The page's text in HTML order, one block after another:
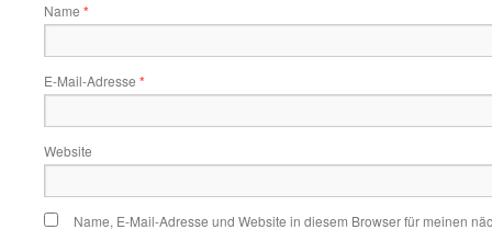
Name *
E-Mail-Adresse *
Website
Name, E-Mail-Adresse und Website in diesem Browser für meinen